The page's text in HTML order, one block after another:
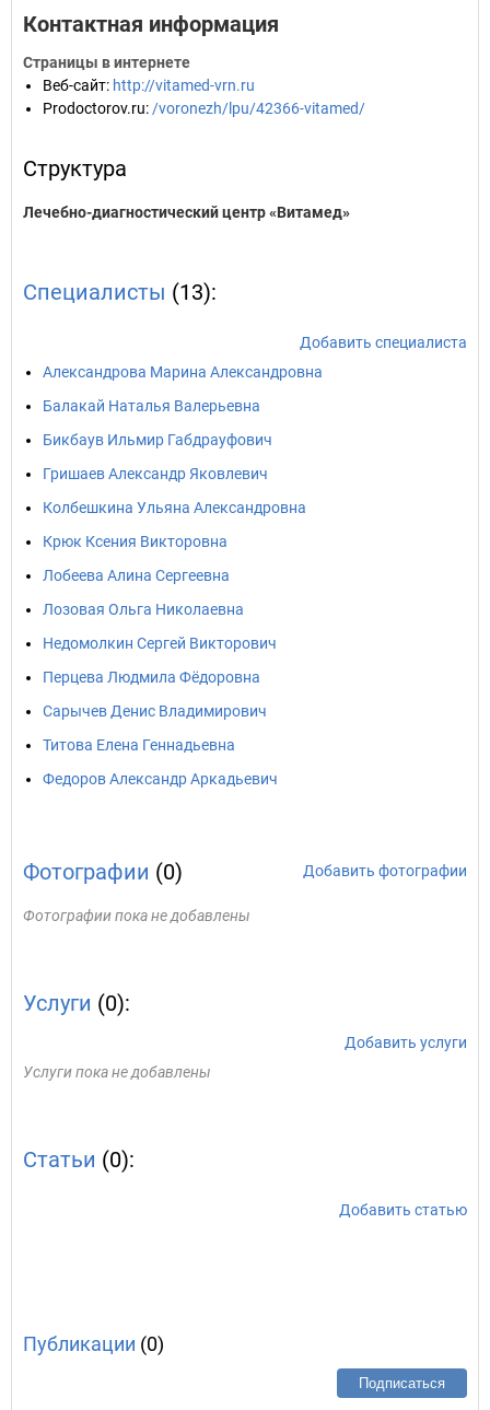
Контактная информация
Страницы в интернете
Веб-сайт: http://vitamed-vrn.ru
Prodoctorov.ru: /voronezh/lpu/42366-vitamed/
Структура
Лечебно-диагностический центр «Витамед»
Специалисты (13):
Добавить специалиста
Александрова Марина Александровна
Балакай Наталья Валерьевна
Бикбаув Ильмир Габдрауфович
Гришаев Александр Яковлевич
Колбешкина Ульяна Александровна
Крюк Ксения Викторовна
Лобеева Алина Сергеевна
Лозовая Ольга Николаевна
Недомолкин Сергей Викторович
Перцева Людмила Фёдоровна
Сарычев Денис Владимирович
Титова Елена Геннадьевна
Федоров Александр Аркадьевич
Фотографии (0) Добавить фотографии
Фотографии пока не добавлены
Услуги (0):
Добавить услуги
Услуги пока не добавлены
Статьи (0):
Добавить статью
Публикации (0)
Подписаться